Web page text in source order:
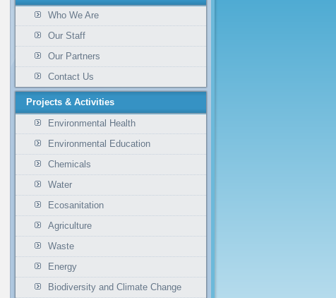
Who We Are
Our Staff
Our Partners
Contact Us
Projects & Activities
Environmental Health
Environmental Education
Chemicals
Water
Ecosanitation
Agriculture
Waste
Energy
Biodiversity and Climate Change